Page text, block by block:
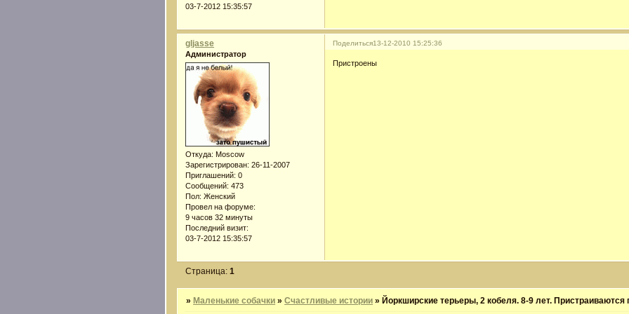
03-7-2012 15:35:57
Поделиться13-12-2010 15:25:36
gljasse
Администратор
Откуда: Moscow
Зарегистрирован: 26-11-2007
Приглашений: 0
Сообщений: 473
Пол: Женский
Провел на форуме:
9 часов 32 минуты
Последний визит:
03-7-2012 15:35:57
Пристроены
Страница:1
» Маленькие собачки »Счастливые истории »Йоркширские терьеры, 2 кобеля. 8-9 лет. Пристраиваются